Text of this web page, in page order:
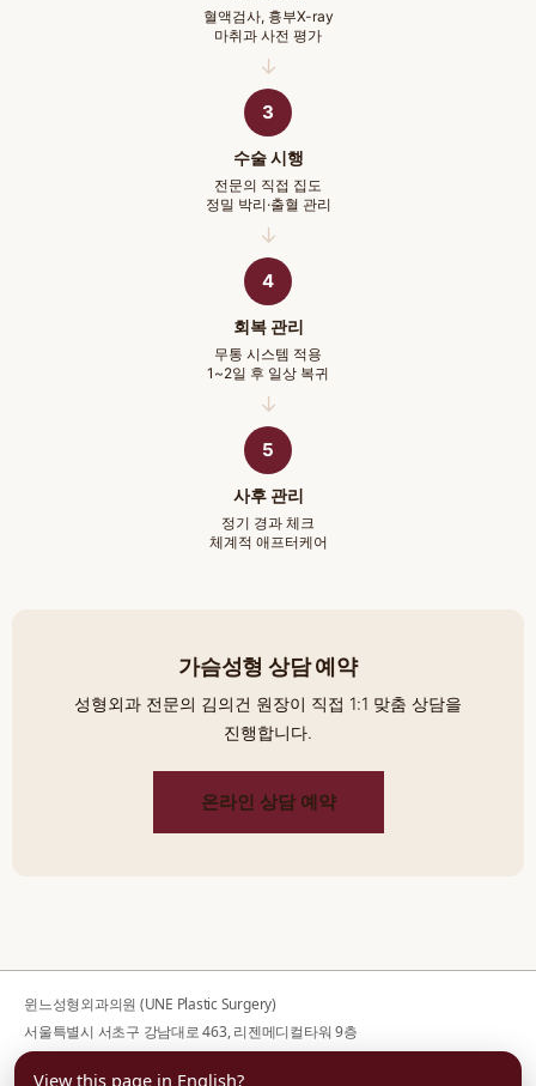
혈액검사, 흉부X-ray
마취과 사전 평가
3
수술 시행
전문의 직접 집도
정밀 박리·출혈 관리
4
회복 관리
무통 시스템 적용
1~2일 후 일상 복귀
5
사후 관리
정기 경과 체크
체계적 애프터케어
가슴성형 상담 예약
성형외과 전문의 김의건 원장이 직접 1:1 맞춤 상담을
진행합니다.
온라인 상담 예약
윈느성형외과의원 (UNE Plastic Surgery)
서울특별시 서초구 강남대로 463, 리젠메디컬타워 9층
사업자등록번호 176-44-00752